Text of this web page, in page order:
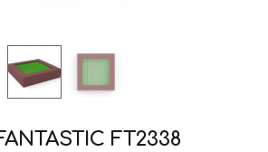
FT2338